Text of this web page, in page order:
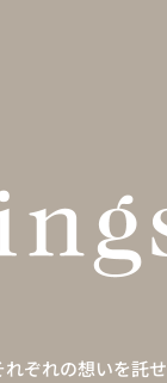
れぞれの想いを託